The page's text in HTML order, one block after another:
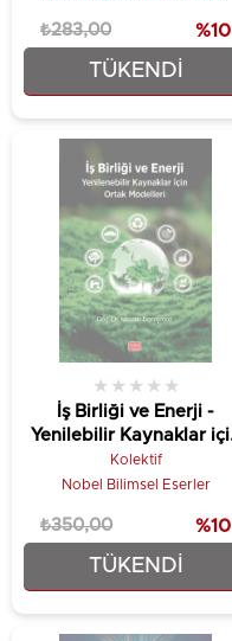
TÜKENDI
₺254,70
₺283,00 %10
TÜKENDI
İş Birliği ve Enerji -
Yenilebilir Kaynaklar
Ortak Modelleri
★ ★ ★ ★ ★
Kolektif
Nobel Bilimsel Eserler
₺315,00
₺350,00 %10